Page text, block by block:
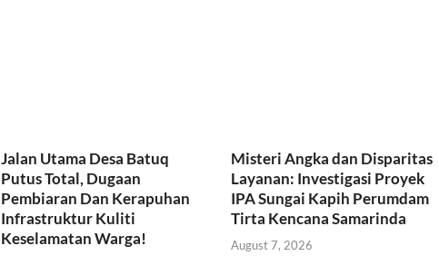
Jalan Utama Desa Batuq
Putus Total, Dugaan
Pembiaran Dan Kerapuhan
Infrastruktur Kuliti
Keselamatan Warga!
Misteri Angka dan Disparitas
Layanan: Investigasi Proyek
IPA Sungai Kapih Perumdam
Tirta Kencana Samarinda
August 7, 2026